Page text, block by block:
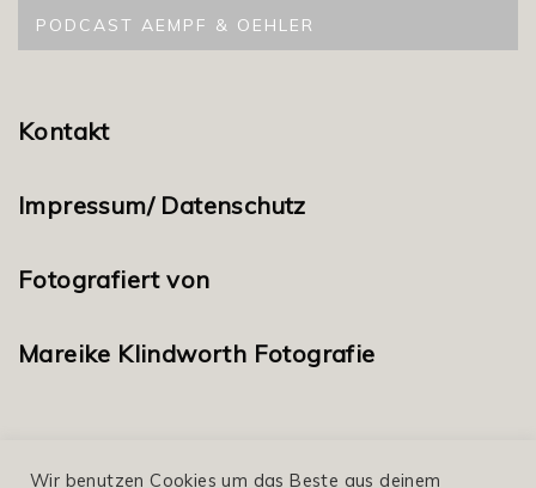
PODCAST AEMPF & OEHLER
Kontakt
Impressum/ Datenschutz
Fotografiert von
Mareike Klindworth Fotografie
Wir benutzen Cookies um das Beste aus deinem